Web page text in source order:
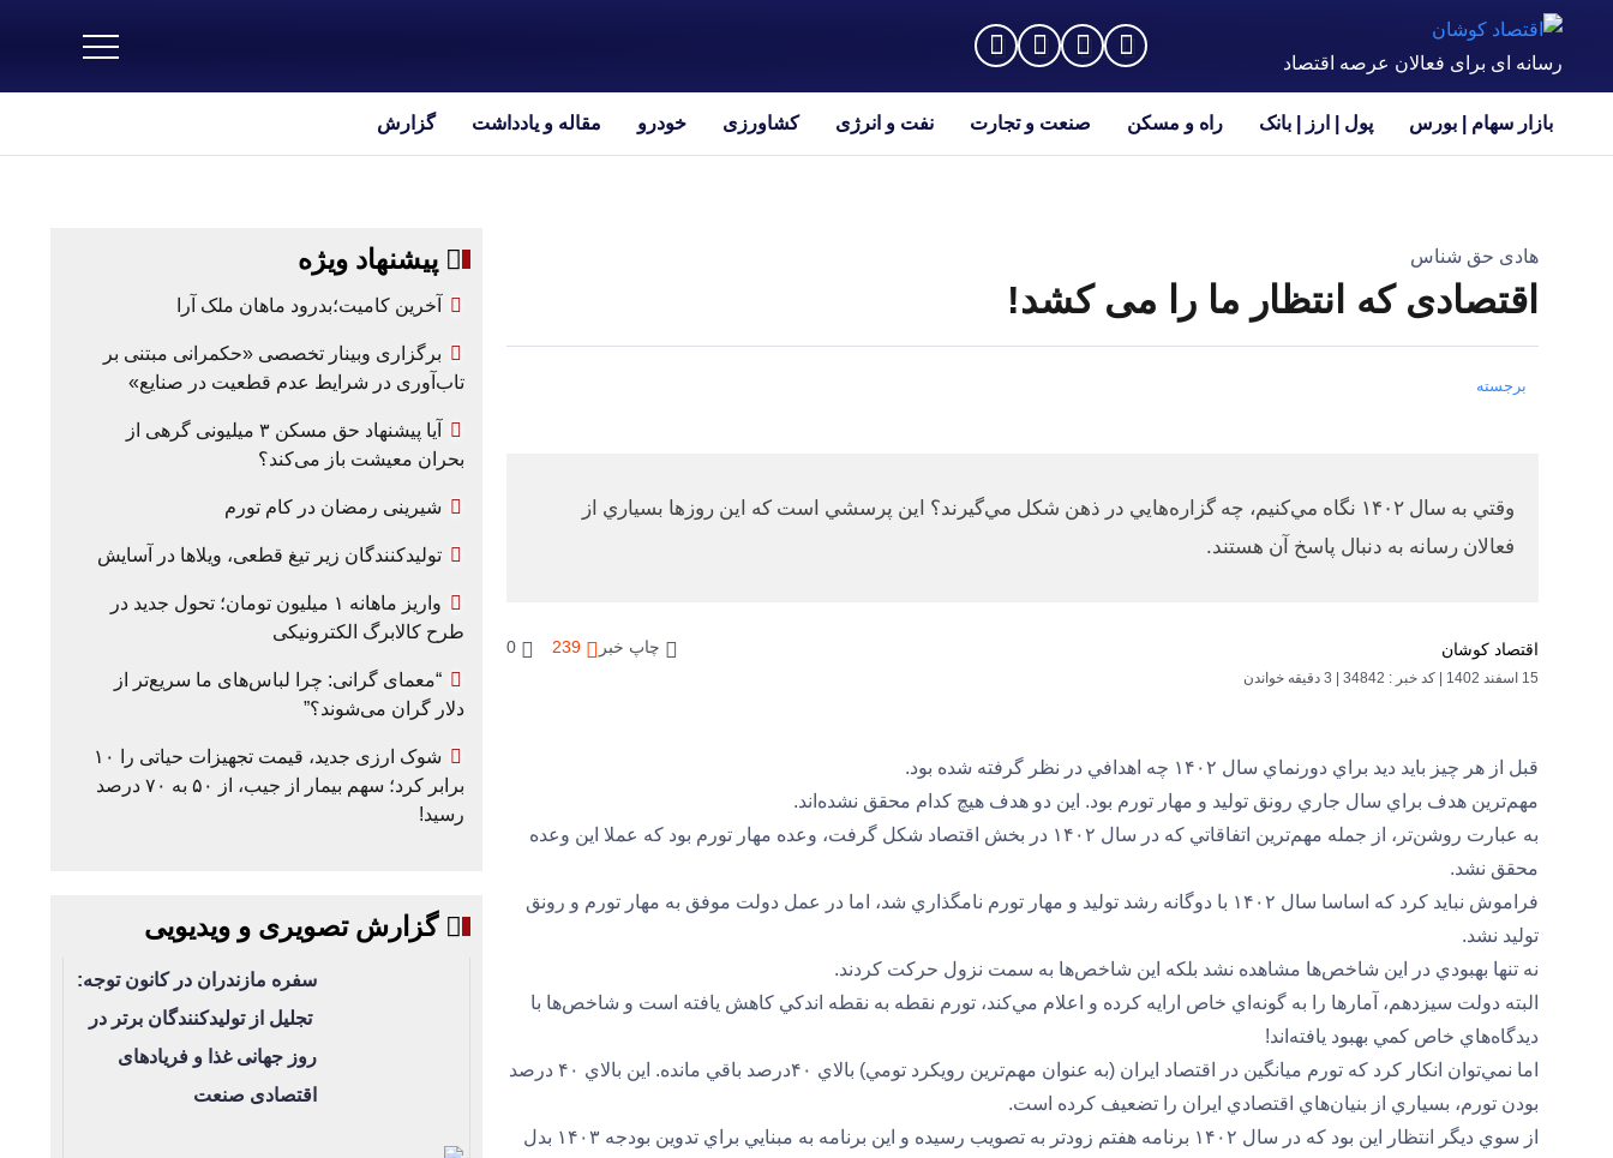
رسانه ای برای فعالان عرصه اقتصاد
بازار سهام | بورس پول | ارز | بانک راه و مسکن صنعت و تجارت نفت و انرژی کشاورزی خودرو مقاله و یادداشت گزارش
هادی حق شناس
اقتصادی که انتظار ما را می کشد!
برجسته
وقتي به سال ۱۴۰۲ نگاه مي‌كنيم، چه گزاره‌هايي در ذهن شكل مي‌گيرند؟ اين پرسشي است كه اين روزها بسياري از
فعالان رسانه به دنبال پاسخ آن هستند.
اقتصاد کوشان
15 اسفند 1402 | کد خبر : 34842 | 3 دقیقه خواندن
چاپ خبر 239
0
قبل از هر چيز بايد ديد براي دورنماي سال ۱۴۰۲ چه اهدافي در نظر گرفته شده بود.
مهم‌ترين هدف براي سال جاري رونق توليد و مهار تورم بود. اين دو هدف هيچ كدام محقق نشده‌اند.
به عبارت روشن‌تر، از جمله مهم‌ترين اتفاقاتي كه در سال ۱۴۰۲ در بخش اقتصاد شكل گرفت، وعده مهار تورم بود كه عملا اين وعده
محقق نشد.
فراموش نبايد كرد كه اساسا سال ۱۴۰۲ با دوگانه رشد توليد و مهار تورم نامگذاري شد، اما در عمل دولت موفق به مهار تورم و رونق
توليد نشد.
نه تنها بهبودي در اين شاخص‌ها مشاهده نشد بلكه اين شاخص‌ها به سمت نزول حركت كردند.
البته دولت سيزدهم، آمارها را به گونه‌اي خاص ارايه كرده و اعلام مي‌كند، تورم نقطه به نقطه اندكي كاهش يافته است و شاخص‌ها با
ديدگاه‌هاي خاص كمي بهبود يافته‌اند!
اما نمي‌توان انكار كرد كه تورم ميانگين در اقتصاد ايران (به عنوان مهم‌ترين رويكرد تومي) بالاي ۴۰درصد باقي مانده. اين بالاي ۴۰ درصد
بودن تورم، بسياري از بنيان‌هاي اقتصادي ايران را تضعيف كرده است.
از سوي ديگر انتظار اين بود كه در سال ۱۴۰۲ برنامه هفتم زودتر به تصويب رسيده و اين برنامه به مبنايي براي تدوين بودجه ۱۴۰۳ بدل
پیشنهاد ویژه
آخرین کامیت؛بدرود ماهان ملک آرا
برگزاری وبینار تخصصی «حکمرانی مبتنی بر
تاب‌آوری در شرایط عدم قطعیت در صنایع»
آیا پیشنهاد حق مسکن ۳ میلیونی گرهی از
بحران معیشت باز می‌کند؟
شیرینی رمضان در کام تورم
تولیدکنندگان زیر تیغ قطعی، ویلاها در آسایش
واریز ماهانه ۱ میلیون تومان؛ تحول جدید در
طرح کالابرگ الکترونیکی
“معمای گرانی: چرا لباس‌های ما سریع‌تر از
دلار گران می‌شوند؟”
شوک ارزی جدید، قیمت تجهیزات حیاتی را ۱۰
برابر کرد؛ سهم بیمار از جیب، از ۵۰ به ۷۰ درصد
رسید!
گزارش تصویری و ویدیویی
سفره مازندران در کانون توجه:
تجلیل از تولیدکنندگان برتر در
روز جهانی غذا و فریادهای
اقتصادی صنعت